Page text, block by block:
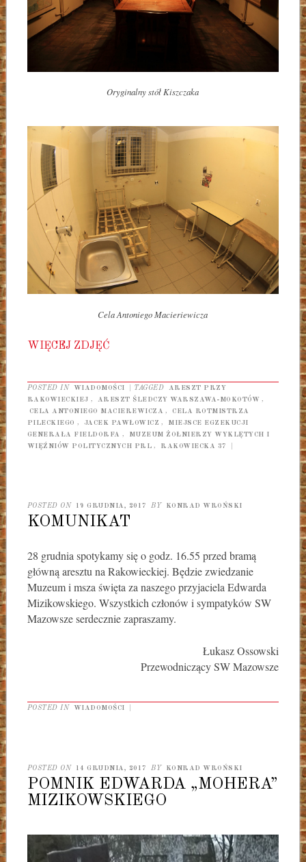
Oryginalny stół Kiszczaka
Cela Antoniego Macieriewicza
WIĘCEJ ZDJĘĆ
POSTED IN WIADOMOŚCI TAGGED
ARESZT PRZY
RAKOWIECKIEJ , ARESZT ŚLEDCZY WARSZAWA-MOKOTÓW ,
CELA ANTONIEGO MACIEREWICZA ,
CELA ROTMISTRZA
PILECKIEGO , JACEK PAWŁOWICZ ,
MIEJSCE EGZEKUCJI
GENERAŁA FIELDORFA ,
MUZEUM ŻOŁNIERZY WYKLĘTYCH I
WIĘŹNIÓW POLITYCZNYCH PRL , RAKOWIECKA 37
POSTED ON 19 GRUDNIA, 2017 BY KONRAD WROŃSKI
KOMUNIKAT
28 grudnia spotykamy się o godz. 16.55 przed bramą
główną aresztu na Rakowieckiej. Będzie zwiedzanie
Muzeum i msza święta za naszego przyjaciela Edwarda
Mizikowskiego. Wszystkich członów i sympatyków SW
Mazowsze serdecznie zapraszamy.
Łukasz Ossowski
Przewodniczący SW Mazowsze
POSTED IN WIADOMOŚCI
POSTED ON 14 GRUDNIA, 2017 BY KONRAD WROŃSKI
POMNIK EDWARDA „MOHERA”
MIZIKOWSKIEGO